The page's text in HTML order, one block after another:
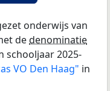
onderwijs van
dedenominatie
schooljaar 2025-
VO Den Haag" in